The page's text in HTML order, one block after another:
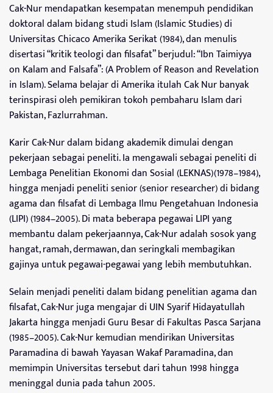
Cak-Nur mendapatkan kesempatan menempuh pendidikan
doktoral dalam bidang studi Islam (Islamic Studies) di
Universitas Chicaco Amerika Serikat (1984), dan menulis
disertasi “kritik teologi dan filsafat” berjudul: “Ibn Taimiyya
on Kalam and Falsafa”: (A Problem of Reason and Revelation
in Islam). Selama belajar di Amerika itulah Cak Nur banyak
terinspirasi oleh pemikiran tokoh pembaharu Islam dari
Pakistan, Fazlurrahman.
Karir Cak-Nur dalam bidang akademik dimulai dengan
pekerjaan sebagai peneliti. Ia mengawali sebagai peneliti di
Lembaga Penelitian Ekonomi dan Sosial (LEKNAS)(1978–1984),
hingga menjadi peneliti senior (senior researcher) di bidang
agama dan filsafat di Lembaga Ilmu Pengetahuan Indonesia
(LIPI) (1984–2005). Di mata beberapa pegawai LIPI yang
membantu dalam pekerjaannya, Cak-Nur adalah sosok yang
hangat, ramah, dermawan, dan seringkali membagikan
gajinya untuk pegawai-pegawai yang lebih membutuhkan.
Selain menjadi peneliti dalam bidang penelitian agama dan
filsafat, Cak-Nur juga mengajar di UIN Syarif Hidayatullah
Jakarta hingga menjadi Guru Besar di Fakultas Pasca Sarjana
(1985–2005). Cak-Nur kemudian mendirikan Universitas
Paramadina di bawah Yayasan Wakaf Paramadina, dan
memimpin Universitas tersebut dari tahun 1998 hingga
meninggal dunia pada tahun 2005.